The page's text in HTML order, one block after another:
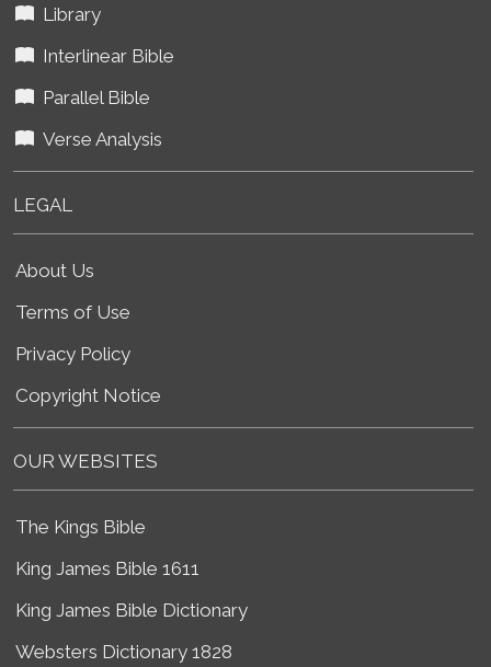
Library
Interlinear Bible
Parallel Bible
Verse Analysis
LEGAL
About Us
Terms of Use
Privacy Policy
Copyright Notice
OUR WEBSITES
The Kings Bible
King James Bible 1611
King James Bible Dictionary
Websters Dictionary 1828